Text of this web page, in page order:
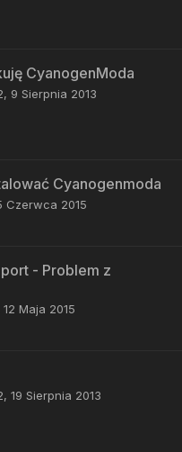
CyanogenModa
, 9 Sierpnia 2013
Cyanogenmoda
Czerwca 2015
- Problem z
12 Maja 2015
, 19 Sierpnia 2013